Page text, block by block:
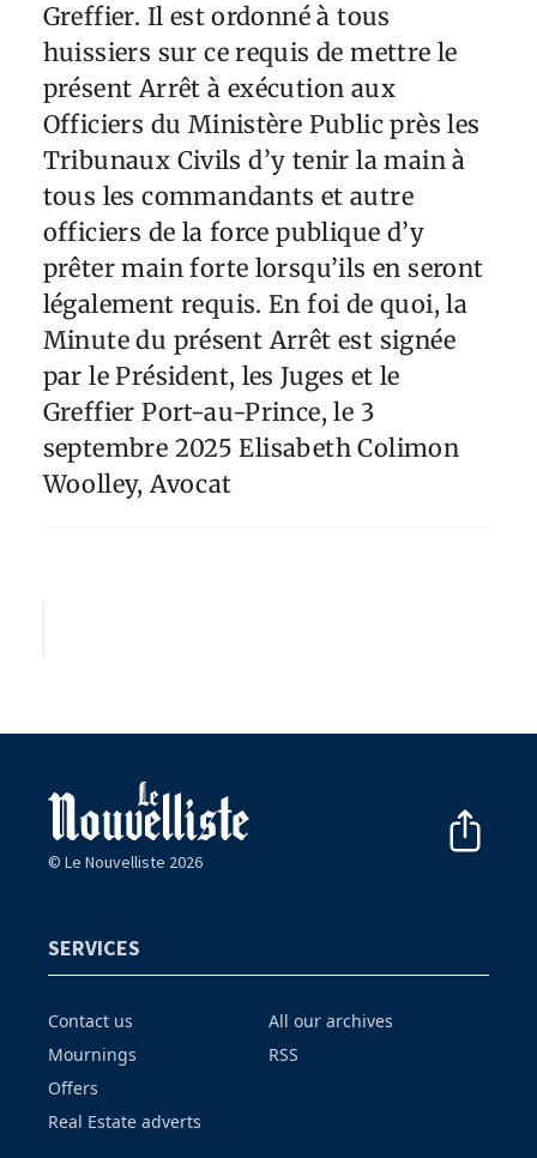
Greffier. Il est ordonné à tous
huissiers sur ce requis de mettre le
présent Arrêt à exécution aux
Officiers du Ministère Public près les
Tribunaux Civils d’y tenir la main à
tous les commandants et autre
officiers de la force publique d’y
prêter main forte lorsqu’ils en seront
légalement requis. En foi de quoi, la
Minute du présent Arrêt est signée
par le Président, les Juges et le
Greffier Port-au-Prince, le 3
septembre 2025 Elisabeth Colimon
Woolley, Avocat
© Le Nouvelliste 2026
SERVICES
Contact us
Mournings
Offers
Real Estate adverts
All our archives
RSS